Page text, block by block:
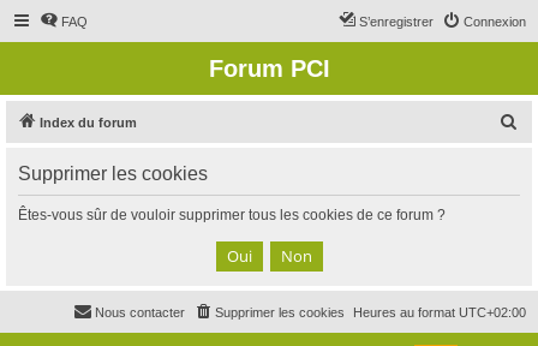
FAQ Connexion
S’enregistrer
Forum PCI
Index du forum
c
Supprimer les cookies
Êtes-vous sûr de vouloir supprimer tous les cookies de ce forum ?
Heures au format UTC+02:00
Supprimer les cookies
Nous contacter